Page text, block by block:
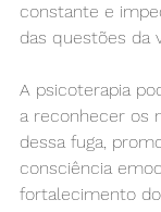
constante e
das questões da
A psicoterapia
a reconhecer os
dessa fuga,
consciência
fortalecimento